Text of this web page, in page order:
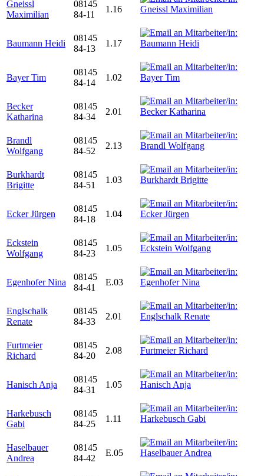
Gneissl
Maximilian
08145
84-11
1.16
Baumann Heidi
08145
84-13
1.17
Bayer Tim
08145
84-14
1.02
Becker
Katharina
08145
84-34
2.01
Brandl
Wolfgang
08145
84-52
2.13
Burkhardt
Brigitte
08145
84-51
1.03
Ecker Jürgen
08145
84-18
1.04
Eckstein
Wolfgang
08145
84-23
1.05
Egenhofer Nina
08145
84-41
E.03
Englschalk
Renate
08145
84-33
2.01
Furtmeier
Richard
08145
84-20
2.08
Hanisch Anja
08145
84-31
1.05
Harkebusch
Gabi
08145
84-25
1.11
Haselbauer
Andrea
08145
84-42
E.05